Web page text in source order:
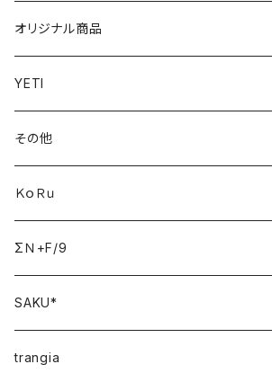
オリジナル商品
YETI
その他
ＫｏＲｕ
ΣＮ+F/9
SAKU*
trangia